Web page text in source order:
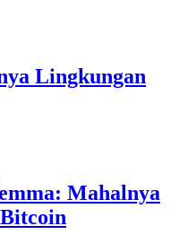
Lingkungan
Mahalnya